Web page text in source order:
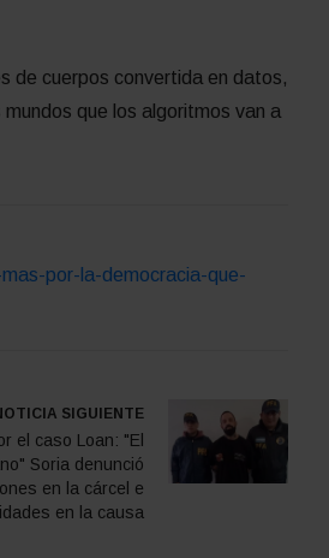
de cuerpos convertida en datos,
que los algoritmos van a
por-la-democracia-que-
SIGUIENTE
el caso Loan: "El
Soria denunció
en la cárcel e
en la causa